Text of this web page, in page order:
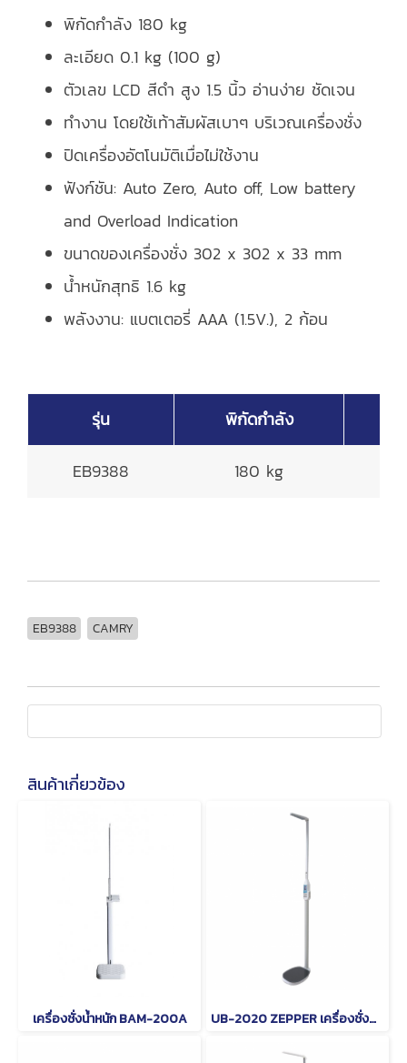
พิกัดกำลัง 180 kg
ละเอียด 0.1 kg (100 g)
ตัวเลข LCD สีดำ สูง 1.5 นิ้ว อ่านง่าย ชัดเจน
ทำงาน โดยใช้เท้าสัมผัสเบาๆ บริเวณเครื่องชั่ง
ปิดเครื่องอัตโนมัติเมื่อไม่ใช้งาน
ฟังก์ชัน: Auto Zero, Auto off, Low battery
and Overload Indication
ขนาดของเครื่องชั่ง 302 x 302 x 33 mm
น้ำหนักสุทธิ 1.6 kg
พลังงาน: แบตเตอรี่ AAA (1.5V.), 2 ก้อน
รุ่น พิกัดกำลัง
EB9388 180 kg
EB9388 CAMRY
สินค้าเกี่ยวข้อง
เครื่องชั่งน้ำหนัก BAM-200A UB-2020 ZEPPER เครื่องชั่งน้ำหนักบุคคล พร้อมวัดส่วนสูง และคำนวณค่า BMI ระบบดิจิตอล